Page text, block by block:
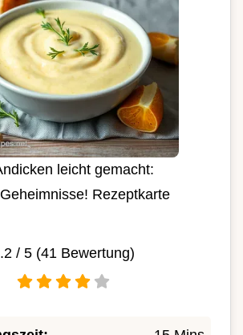
leicht gemacht:
Rezeptkarte
/ 5 (41 Bewertung)